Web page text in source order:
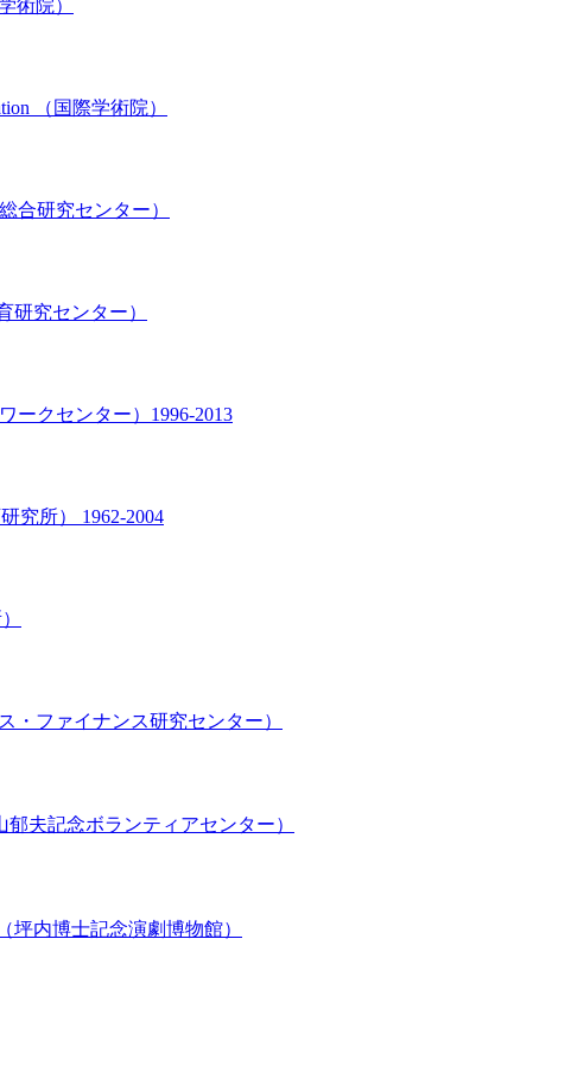
術院）
（国際学術院）
合研究センター）
研究センター）
ークセンター）1996-2013
究所） 1962-2004
・ファイナンス研究センター）
郁夫記念ボランティアセンター）
坪内博士記念演劇博物館）